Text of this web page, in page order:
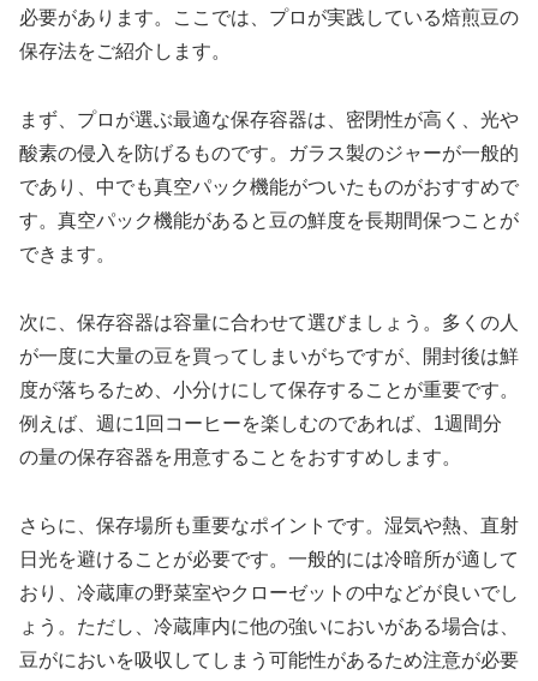
必要があります。ここでは、プロが実践している焙煎豆の
保存法をご紹介します。
まず、プロが選ぶ最適な保存容器は、密閉性が高く、光や
酸素の侵入を防げるものです。ガラス製のジャーが一般的
であり、中でも真空パック機能がついたものがおすすめで
す。真空パック機能があると豆の鮮度を長期間保つことが
できます。
次に、保存容器は容量に合わせて選びましょう。多くの人
が一度に大量の豆を買ってしまいがちですが、開封後は鮮
度が落ちるため、小分けにして保存することが重要です。
例えば、週に1回コーヒーを楽しむのであれば、1週間分
の量の保存容器を用意することをおすすめします。
さらに、保存場所も重要なポイントです。湿気や熱、直射
日光を避けることが必要です。一般的には冷暗所が適して
おり、冷蔵庫の野菜室やクローゼットの中などが良いでし
ょう。ただし、冷蔵庫内に他の強いにおいがある場合は、
豆がにおいを吸収してしまう可能性があるため注意が必要